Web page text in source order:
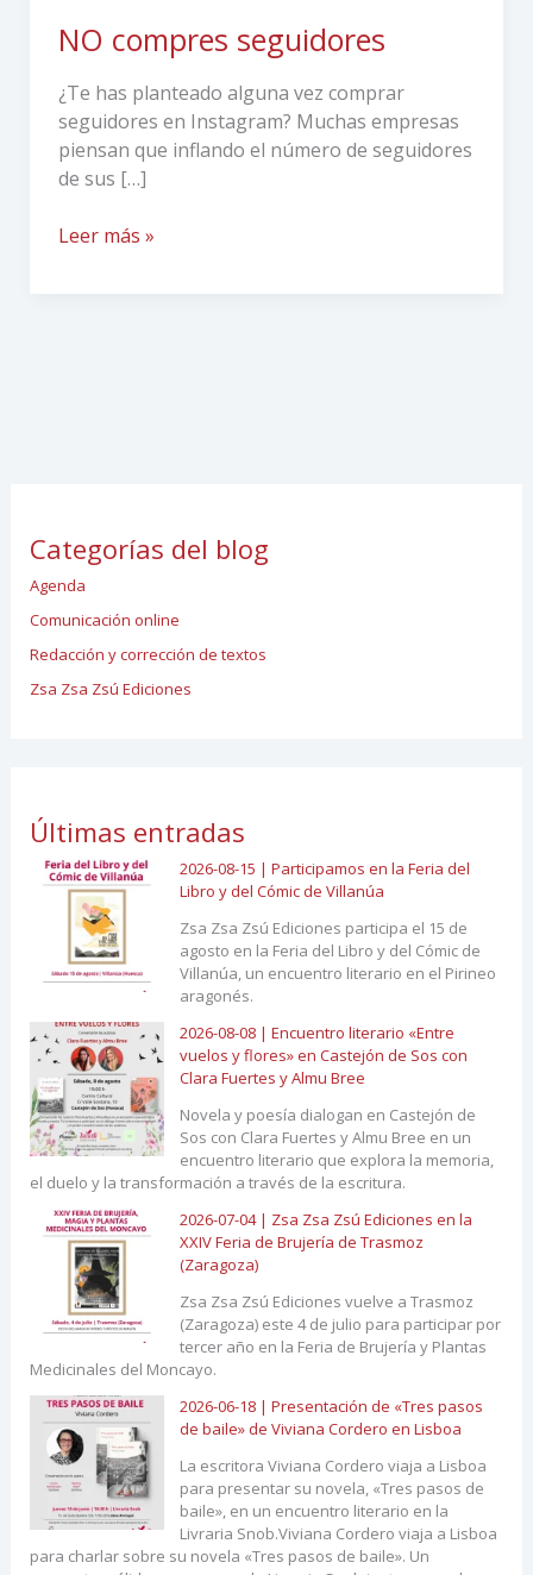
NO compres seguidores
¿Te has planteado alguna vez comprar
seguidores en Instagram? Muchas empresas
piensan que inflando el número de seguidores
de sus […]
Leer más »
Categorías del blog
Agenda
Comunicación online
Redacción y corrección de textos
Zsa Zsa Zsú Ediciones
Últimas entradas
2026-08-15 | Participamos en la Feria del
Libro y del Cómic de Villanúa
Zsa Zsa Zsú Ediciones participa el 15 de
agosto en la Feria del Libro y del Cómic de
Villanúa, un encuentro literario en el Pirineo
aragonés.
2026-08-08 | Encuentro literario «Entre
vuelos y flores» en Castejón de Sos con
Clara Fuertes y Almu Bree
Novela y poesía dialogan en Castejón de
Sos con Clara Fuertes y Almu Bree en un
encuentro literario que explora la memoria,
el duelo y la transformación a través de la escritura.
2026-07-04 | Zsa Zsa Zsú Ediciones en la
XXIV Feria de Brujería de Trasmoz
(Zaragoza)
Zsa Zsa Zsú Ediciones vuelve a Trasmoz
(Zaragoza) este 4 de julio para participar por
tercer año en la Feria de Brujería y Plantas
Medicinales del Moncayo.
2026-06-18 | Presentación de «Tres pasos
de baile» de Viviana Cordero en Lisboa
La escritora Viviana Cordero viaja a Lisboa
para presentar su novela, «Tres pasos de
baile», en un encuentro literario en la
Livraria Snob.Viviana Cordero viaja a Lisboa
para charlar sobre su novela «Tres pasos de baile». Un